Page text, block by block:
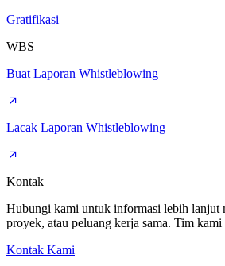
Gratifikasi
WBS
Buat Laporan Whistleblowing
Lacak Laporan Whistleblowing
Kontak
Hubungi kami untuk informasi lebih lanjut
proyek, atau peluang kerja sama. Tim
Kontak Kami